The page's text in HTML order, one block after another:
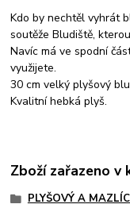
Kdo by nechtěl vyhrát
soutěže Bludiště,
Navíc má ve spodní
využijete.
30 cm velký plyšový
Kvalitní hebká plyš.
Zboží zařazeno v
PLYŠOVÝ A